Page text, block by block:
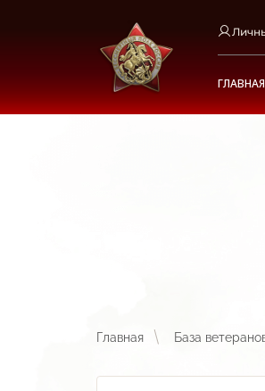
ГЛАВНАЯ
Главная База